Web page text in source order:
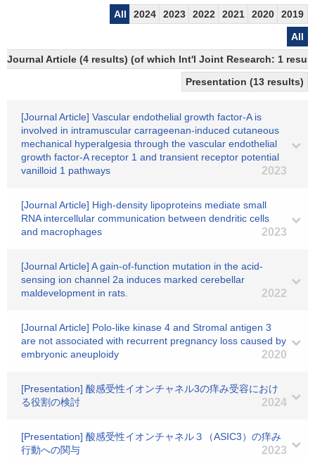
All 2024 2023 2022 2021 2020
2019
All
Journal Article (4 results) (of which Int'l Joint Research: 1
Presentation (13 results)
[Journal Article] Vascular endothelial growth factor-A is
involved in intramuscular carrageenan-induced cutaneous
mechanical hyperalgesia through the vascular endothelial
growth factor-A receptor 1 and transient receptor potential
vanilloid 1 pathways
2023
[Journal Article] High-density lipoproteins mediate small
RNA intercellular communication between dendritic cells
and macrophages
2023
[Journal Article] A gain-of-function mutation in the acid-
sensing ion channel 2a induces marked cerebellar
maldevelopment in rats.
2022
[Journal Article] Polo-like kinase 4 and Stromal antigen 3
are not associated with recurrent pregnancy loss caused by
embryonic aneuploidy
2020
[Presentation] 酸感受性イオンチャネル3の痒み受容におけ
る役割の検討
2024
[Presentation] 酸感受性イオンチャネル３（ASIC3）の痒み
行動への関与
2023